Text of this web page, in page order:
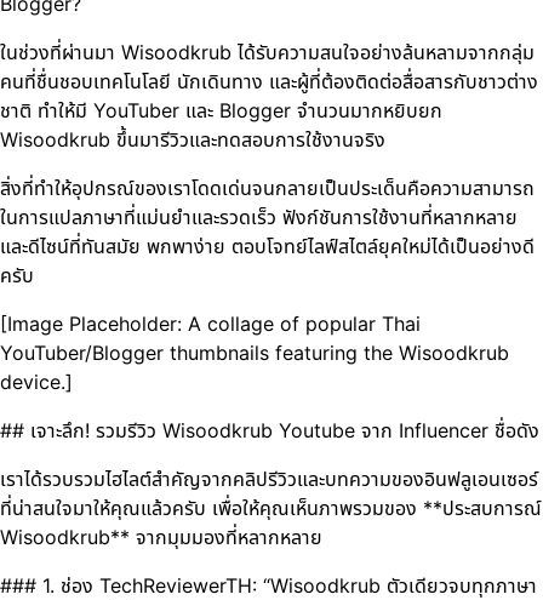
ในช่วงที่ผ่านมา Wisoodkrub ได้รับความสนใจอย่างล้นหลามจากกลุ่ม
คนที่ชื่นชอบเทคโนโลยี นักเดินทาง และผู้ที่ต้องติดต่อสื่อสารกับชาวต่าง
ชาติ ทำให้มี YouTuber และ Blogger จำนวนมากหยิบยก
Wisoodkrub ขึ้นมารีวิวและทดสอบการใช้งานจริง
สิ่งที่ทำให้อุปกรณ์ของเราโดดเด่นจนกลายเป็นประเด็นคือความสามารถ
ในการแปลภาษาที่แม่นยำและรวดเร็ว ฟังก์ชันการใช้งานที่หลากหลาย
และดีไซน์ที่ทันสมัย พกพาง่าย ตอบโจทย์ไลฟ์สไตล์ยุคใหม่ได้เป็นอย่างดี
ครับ
[Image Placeholder: A collage of popular Thai
YouTuber/Blogger thumbnails featuring the Wisoodkrub
device.]
## เจาะลึก! รวมรีวิว Wisoodkrub Youtube จาก Influencer ชื่อดัง
เราได้รวบรวมไฮไลต์สำคัญจากคลิปรีวิวและบทความของอินฟลูเอนเซอร์
ที่น่าสนใจมาให้คุณแล้วครับ เพื่อให้คุณเห็นภาพรวมของ **ประสบการณ์
Wisoodkrub** จากมุมมองที่หลากหลาย
### 1. ช่อง TechReviewerTH: “Wisoodkrub ตัวเดียวจบทุกภาษา